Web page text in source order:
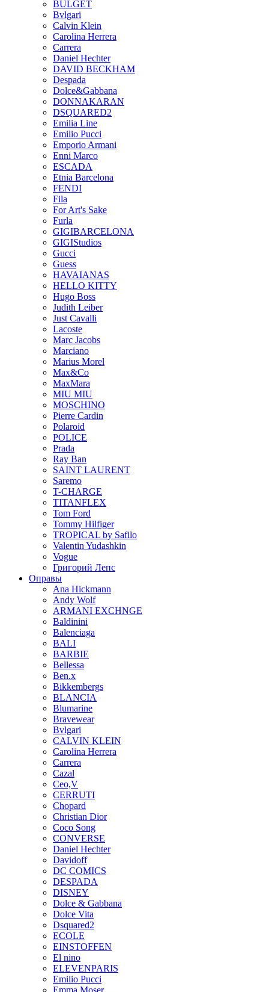
BULGET
Bvlgari
Calvin Klein
Carolina Herrera
Carrera
Daniel Hechter
DAVID BECKHAM
Despada
Dolce&Gabbana
DONNAKARAN
DSQUARED2
Emilia Line
Emilio Pucci
Emporio Armani
Enni Marco
ESCADA
Etnia Barcelona
FENDI
Fila
For Art's Sake
Furla
GIGIBARCELONA
GIGIStudios
Gucci
Guess
HAVAIANAS
HELLO KITTY
Hugo Boss
Judith Leiber
Just Cavalli
Lacoste
Marc Jacobs
Marciano
Marius Morel
Max&Co
MaxMara
MIU MIU
MOSCHINO
Pierre Cardin
Polaroid
POLICE
Prada
Ray Ban
SAINT LAURENT
Saremo
T-CHARGE
TITANFLEX
Tom Ford
Tommy Hilfiger
TROPICAL by Safilo
Valentin Yudashkin
Vogue
Григорий Лепс
Оправы
Ana Hickmann
Andy Wolf
ARMANI EXCHNGE
Baldinini
Balenciaga
BALI
BARBIE
Bellessa
Ben.x
Bikkembergs
BLANCIA
Blumarine
Bravewear
Bvlgari
CALVIN KLEIN
Carolina Herrera
Carrera
Cazal
Ceo,V
CERRUTI
Chopard
Christian Dior
Coco Song
CONVERSE
Daniel Hechter
Davidoff
DC COMICS
DESPADA
DISNEY
Dolce & Gabbana
Dolce Vita
Dsquared2
ECOLE
EINSTOFFEN
El nino
ELEVENPARIS
Emilio Pucci
Emma Moser